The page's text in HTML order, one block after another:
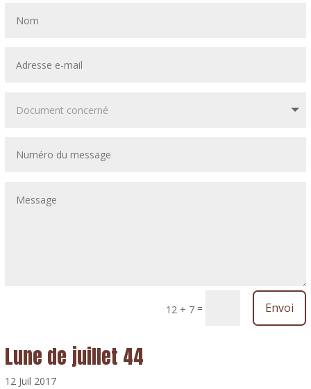
12 + 7 = Envoi
Lune de juillet 44
12 Juil 2017